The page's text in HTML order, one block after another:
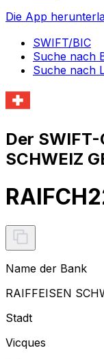
Die App
SWIFT/BIC
Suche nach
Suche nach
Der SWIFT-
SCHWEIZ
Name der Bank
RAIFFEISEN
Stadt
Vicques